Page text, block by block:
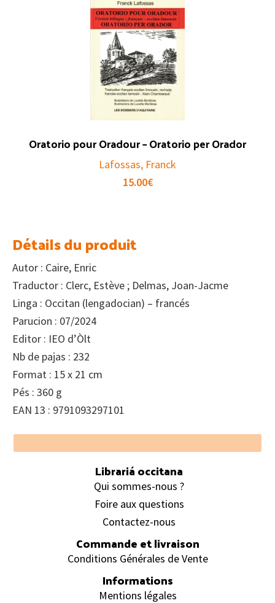
Oratorio pour Oradour – Oratorio per Orador
Lafossas, Franck
15.00€
Détails du produit
Autor : Caire, Enric
Traductor : Clerc, Estève ; Delmas, Joan-Jacme
Linga : Occitan (lengadocian) – francés
Parucion : 07/2024
Editor : IEO d’Òlt
Nb de pajas : 232
Format : 15 x 21 cm
Pés : 360 g
EAN 13 : 9791093297101
Footer
Librariá occitana
Qui sommes-nous ?
Foire aux questions
Contactez-nous
Commande et livraison
Conditions Générales de Vente
Informations
Mentions légales